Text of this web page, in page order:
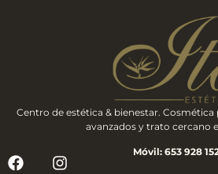
Centro de estética & bienestar.
avanzados y trato cercano
Móvil: 653 928